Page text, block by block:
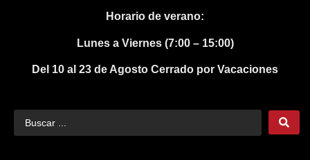
Horario de verano:
Lunes a Viernes (7:00 – 15:00)
Del 10 al 23 de Agosto Cerrado por Vacaciones